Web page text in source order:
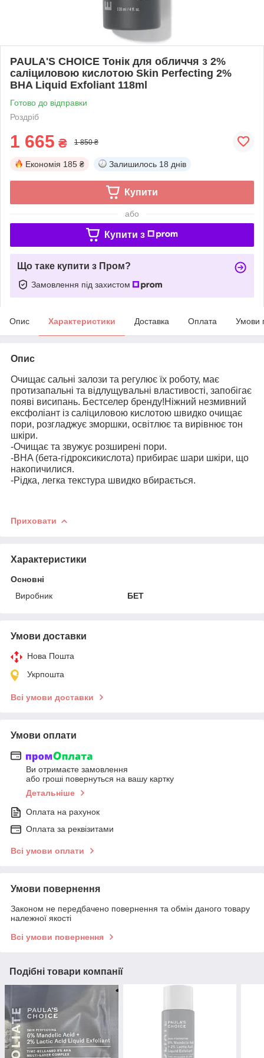
PAULA'S CHOICE Тонік для обличчя з 2%
саліциловою кислотою Skin Perfecting 2%
BHA Liquid Exfoliant 118ml
Готово до відправки
Роздріб
1 665 ₴ 1 850 ₴
Економія 185 ₴ Залишилось 18 днів
Купити
або
Купити з
Що таке купити з Пром?
Замовлення під захистом
Опис Характеристики Доставка Оплата Умови
Опис
Очищає сальні залози та регулює їх роботу, має
протизапальні та відлущувальні властивості, запобігає
появі висипань. Бестселер бренду!Ніжний незмивний
ексфоліант із саліциловою кислотою швидко очищає
пори, розгладжує зморшки, освітлює та вирівнює тон
шкіри.
-Очищає та звужує розширені пори.
-BHA (бета-гідроксикислота) прибирає шари шкіри, що
накопичилися.
-Рідка, легка текстура швидко вбирається.
Приховати
Характеристики
Основні
Виробник
БЕТ
Умови доставки
Нова Пошта
Укрпошта
Всі умови доставки
Умови оплати
Ви отримаєте замовлення
або гроші повернуться на вашу картку
Детальніше
Оплата на рахунок
Оплата за реквізитами
Всі умови оплати
Умови повернення
Законом не передбачено повернення та обмін даного товару
належної якості
Всі умови повернення
Подібні товари компанії